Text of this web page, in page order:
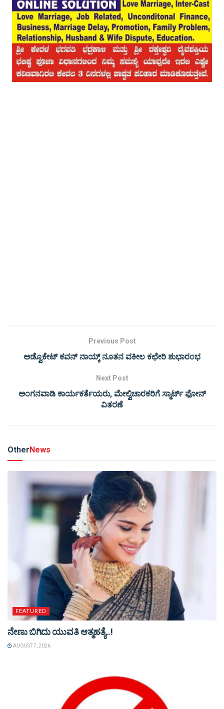
Previous Post
ಅಡ್ವೊಕೇಟ್ ಕವನ್ ನಾಯ್ಕ್ ನೂತನ ವಕೀಲ ಕಛೇರಿ ಶುಭಾರಂಭ
Next Post
ಅಂಗನವಾಡಿ ಕಾರ್ಯಕರ್ತೆಯರು, ಮೇಲ್ವಿಚಾರಕರಿಗೆ ಸ್ಮಾರ್ಟ್ ಫೋನ್
ವಿತರಣೆ
Other News
FEATURED
ನೇಣು ಬಿಗಿದು ಯುವತಿ ಆತ್ಮಹತ್ಯೆ..!
AUGUST 7, 2026